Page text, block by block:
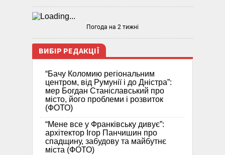
Погода на 2 тижні
ВИБІР РЕДАКЦІЇ
“Бачу Коломию регіональним
центром, від Румунії і до Дністра”:
мер Богдан Станіславський про
місто, його проблеми і розвиток
(ФОТО)
“Мене все у Франківську дивує”:
архітектор Ігор Панчишин про
спадщину, забудову та майбутнє
міста (ФОТО)